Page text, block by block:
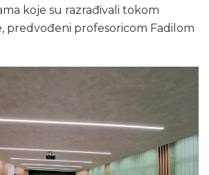
koje su razrađivali tokom
predvođeni profesoricom Fadilom